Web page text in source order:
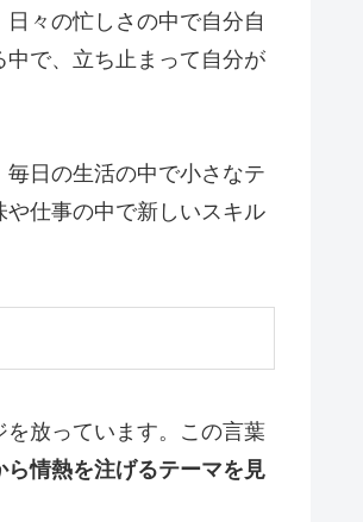
々の忙しさの中で自分自
で、立ち止まって自分が
日の生活の中で小さなテ
仕事の中で新しいスキル
放っています。この言葉
ら情熱を注げるテーマを見